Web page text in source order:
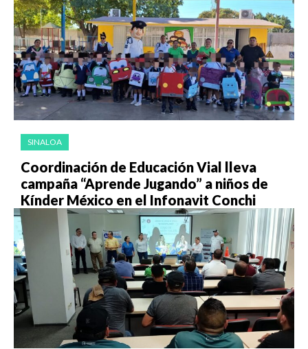
SINALOA
Coordinación de Educación Vial lleva
campaña “Aprende Jugando” a niños de
Kínder México en el Infonavit Conchi